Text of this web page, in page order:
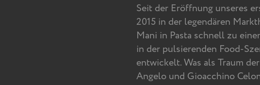
Seit der Eröffnung unseres
2015 in der legendären
Mani in Pasta schnell zu
in der pulsierenden Food-
entwickelt. Was als Traum
Angelo und Gioacchino